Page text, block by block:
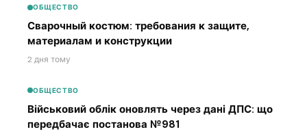
ОБЩЕСТВО
Сварочный костюм: требования к защите,
материалам и конструкции
2 дня тому
ОБЩЕСТВО
Військовий облік оновлять через дані ДПС: що
передбачає постанова №981